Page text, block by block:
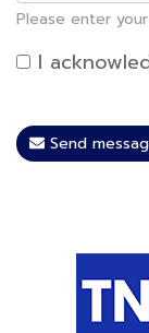
Please enter
I
Send